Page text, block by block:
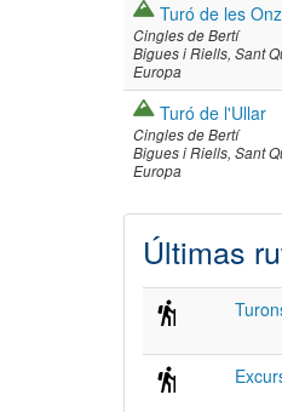
Turó de les
Cingles de Bertí
Bigues i Riells Sant
Europa
Turó de l'Ullar
Cingles de Bertí
Bigues i Riells Sant
Europa
Últimas